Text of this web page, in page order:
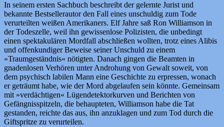
In seinem ersten Sachbuch beschreibt der gelernte Jurist und
bekannte Bestsellerautor den Fall eines unschuldig zum Tode
verurteilten weißen Amerikaners. Elf Jahre saß Ron Williamson in
der Todeszelle, weil ihn gewissenlose Polizisten, die unbedingt
einen spektakulären Mordfall abschließen wollten, trotz eines Alibis
und offenkundiger Beweise seiner Unschuld zu einem
»Traumgeständnis« nötigten. Danach gingen die Beamten in
gnadenlosen Verhören unter Androhung von Gewalt soweit, von
dem psychisch labilen Mann eine Geschichte zu erpressen, wonach
er geträumt habe, wie der Mord abgelaufen sein könnte. Gemeinsam
mit »verdächtigen« Lügendetektorkurven und Berichten von
Gefängnisspitzeln, die behaupteten, Williamson habe die Tat
gestanden, reichte das aus, ihn anzuklagen und zum Tod durch die
Giftspritze zu verurteilen.